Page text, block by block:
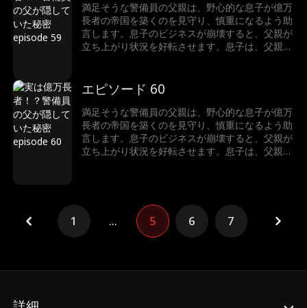
満足そうな警備員の父親は、野心的な息子が億万
長者の帝国を築くのを見守り、慎重になるよう助
言します。息子のビジネスが崩壊すると、父親が
立ち上がり状況を好転させます。息子は、父親が
エピソード 60
満足そうな警備員の父親は、野心的な息子が億万
長者の帝国を築くのを見守り、慎重になるよう助
言します。息子のビジネスが崩壊すると、父親が
立ち上がり状況を好転させます。息子は、父親が
1 ... 5 6 7